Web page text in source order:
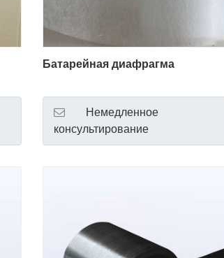
Батарейная диафрагма
Немедленное
консультирование